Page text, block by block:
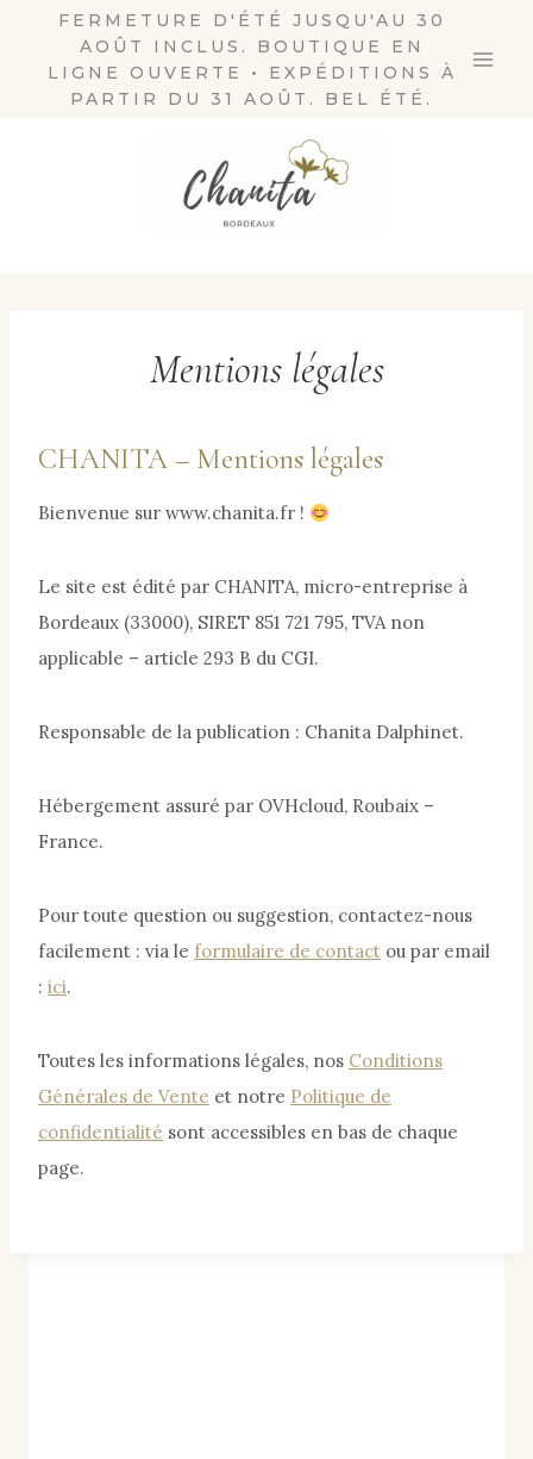
FERMETURE D'ÉTÉ JUSQU'AU 30
AOÛT INCLUS. BOUTIQUE EN
LIGNE OUVERTE • EXPÉDITIONS À
PARTIR DU 31 AOÛT. BEL ÉTÉ.
Mentions légales
CHANITA – Mentions légales
Bienvenue sur www.chanita.fr !
Le site est édité par CHANITA, micro-entreprise à
Bordeaux (33000), SIRET 851 721 795, TVA non
applicable – article 293 B du CGI.
Responsable de la publication : Chanita Dalphinet.
Hébergement assuré par OVHcloud, Roubaix –
France.
Pour toute question ou suggestion, contactez-nous
facilement : via le formulaire de contact ou par email
: ici.
Toutes les informations légales, nos Conditions
Générales de Vente et notre Politique de
confidentialité sont accessibles en bas de chaque
page.